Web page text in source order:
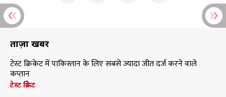
ताज़ा खबरें
टेस्ट क्रिकेट में पाकिस्तान के लिए सबसे ज्यादा जीत दर्ज करने वाले
कप्तान
टेस्ट क्रिकेट